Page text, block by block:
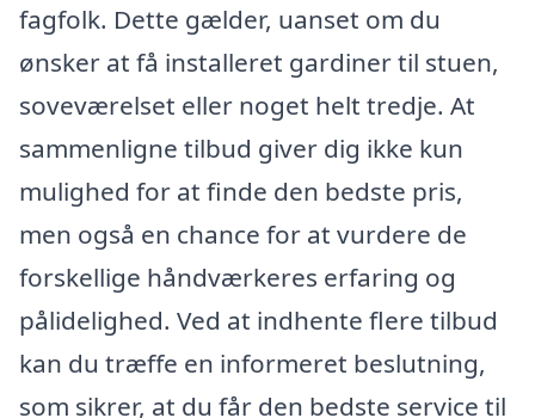
fagfolk. Dette gælder, uanset om du
ønsker at få installeret gardiner til stuen,
soveværelset eller noget helt tredje. At
sammenligne tilbud giver dig ikke kun
mulighed for at finde den bedste pris,
men også en chance for at vurdere de
forskellige håndværkeres erfaring og
pålidelighed. Ved at indhente flere tilbud
kan du træffe en informeret beslutning,
som sikrer, at du får den bedste service til